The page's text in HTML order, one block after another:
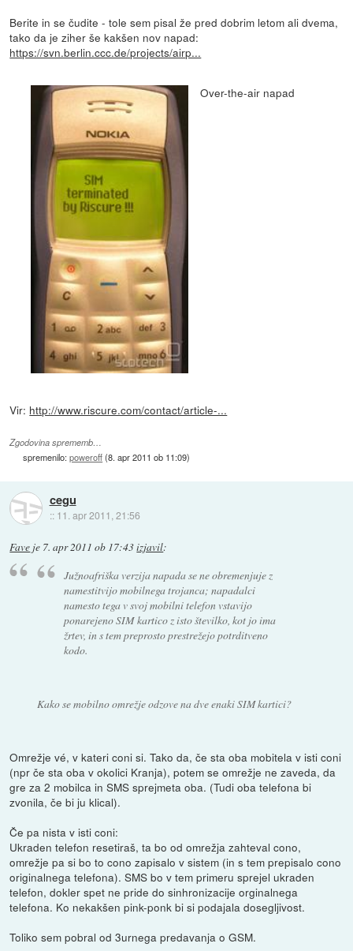
Berite in se čudite - tole sem pisal že pred dobrim letom ali dvema,
tako da je ziher še kakšen nov napad:
https://svn.berlin.ccc.de/projects/airp...
Over-the-air napad
Vir: http://www.riscure.com/contact/article-...
Zgodovina sprememb…
spremenilo:poweroff(8. apr 2011 ob 11:09)
cegu
:: 11. apr 2011, 21:56
Fave je 7. apr 2011 ob 17:43izjavil:
Južnoafriška verzija napada se ne obremenjuje z
namestitvijo mobilnega trojanca; napadalci
namesto tega v svoj mobilni telefon vstavijo
ponarejeno SIM kartico z isto številko, kot jo ima
žrtev, in s tem preprosto prestrežejo potrditveno
kodo.
Kako se mobilno omrežje odzove na dve enaki SIM kartici?
Omrežje vé, v kateri coni si. Tako da, če sta oba mobitela v isti coni
(npr če sta oba v okolici Kranja), potem se omrežje ne zaveda, da
gre za 2 mobilca in SMS sprejmeta oba. (Tudi oba telefona bi
zvonila, če bi ju klical).
Če pa nista v isti coni:
Ukraden telefon resetiraš, ta bo od omrežja zahteval cono,
omrežje pa si bo to cono zapisalo v sistem (in s tem prepisalo cono
originalnega telefona). SMS bo v tem primeru sprejel ukraden
telefon, dokler spet ne pride do sinhronizacije orginalnega
telefona. Ko nekakšen pink-ponk bi si podajala dosegljivost.
Toliko sem pobral od 3urnega predavanja o GSM.